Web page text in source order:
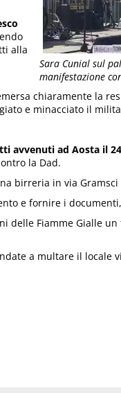
Sara Cunial sul
manifestazione
alla
chiaramente la
e minacciato il
avvenuti ad Aosta il
la Dad.
birreria in via
e fornire i
delle Fiamme Gialle
a multare il locale